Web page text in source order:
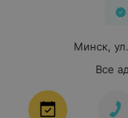
Минск,
Все